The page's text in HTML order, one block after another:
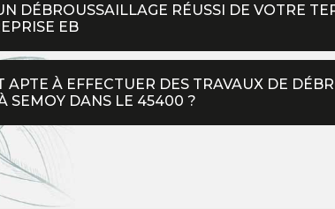
DÉBROUSSAILLAGE RÉUSSI DE VOTRE
EB
APTE À EFFECTUER DES TRAVAUX DE
SEMOY DANS LE 45400 ?